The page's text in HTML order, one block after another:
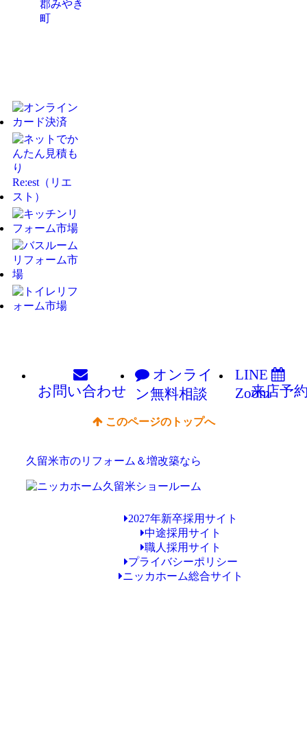
郡みやき
町
お問い合わせ
オンライ
ン無料相談
LINE
Zoom
来店予
このページのトップへ
久留米市のリフォーム＆増改築なら
2027年新卒採用サイト
中途採用サイト
職人採用サイト
プライバシーポリシー
ニッカホーム総合サイト